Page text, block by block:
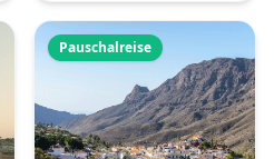
Pauschalreise